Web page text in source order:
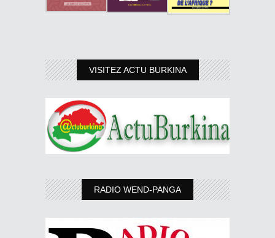
VISITEZ ACTU BURKINA
RADIO WEND-PANGA